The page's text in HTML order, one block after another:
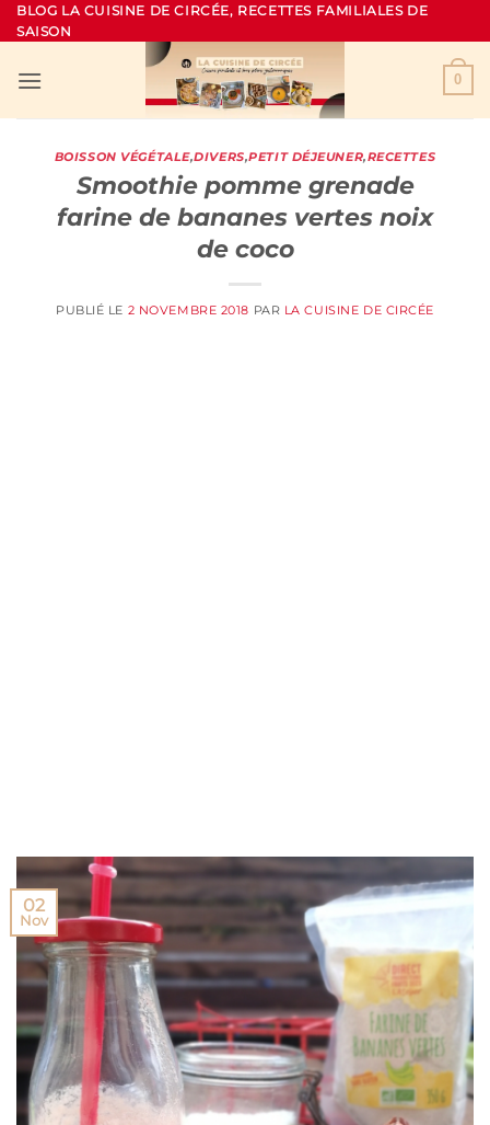
Passer
au
BLOG LA CUISINE DE CIRCÉE, RECETTES FAMILIALES DE
SAISON
0
BOISSON VÉGÉTALE,DIVERS,PETIT DÉJEUNER,RECETTES
Smoothie pomme grenade
farine de bananes vertes noix
de coco
PUBLIÉ LE 2 NOVEMBRE 2018 PAR LA CUISINE DE CIRCÉE
02
Nov